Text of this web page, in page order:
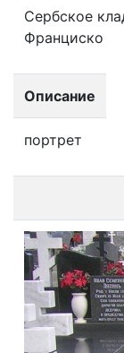
Сербское
Франциско
Описание
портрет